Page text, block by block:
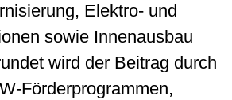
Elektro- und
sowie Innenausbau
wird der Beitrag durch
Förderprogrammen,